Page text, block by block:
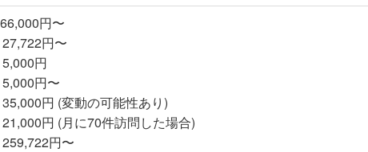
円〜
円〜
円
円〜
円 (変動の可能性あり)
円 (月に70件訪問した場合)
円〜